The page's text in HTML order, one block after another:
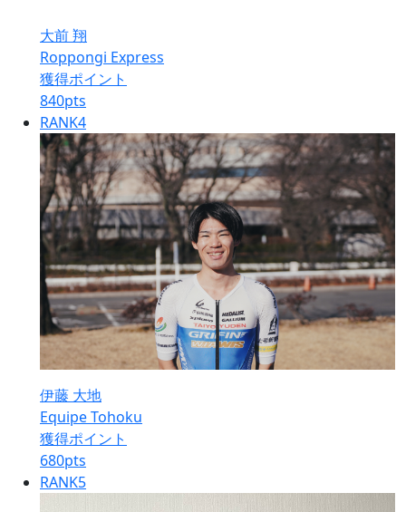
大前 翔
Roppongi Express
獲得ポイント
840pts
RANK4
伊藤 大地
Equipe Tohoku
獲得ポイント
680pts
RANK5